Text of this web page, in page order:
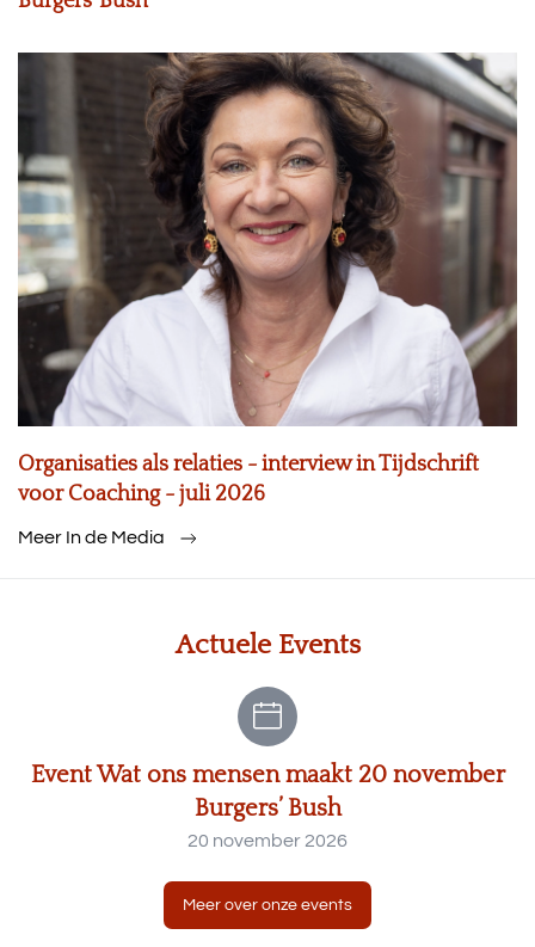
Organisaties als relaties - interview in Tijdschrift
voor Coaching - juli 2026
Meer In de Media
Actuele Events
Event Wat ons mensen maakt 20 november
Burgers’ Bush
20 november 2026
Meer over onze events